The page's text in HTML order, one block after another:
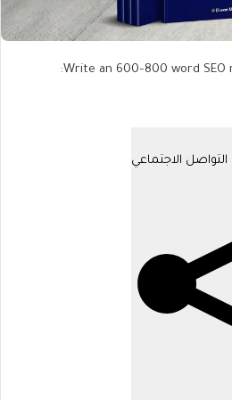
Write an 600–800 word SEO
الاجتماعي